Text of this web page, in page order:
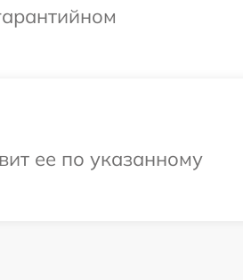
ее по указанному